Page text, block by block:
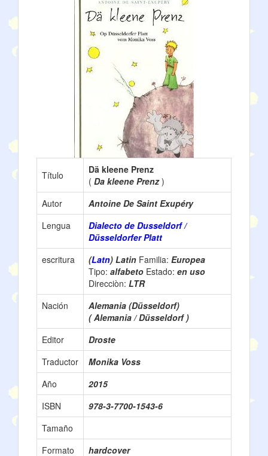
Título
Dä kleene Prenz
( Da kleene Prenz)
Autor
Antoine De Saint Exupéry
Lengua
Dialecto de Dusseldorf /
Düsseldorfer Platt
escritura
(Latn) Latin Familia: Europea
Tipo: alfabeto Estado: en uso
Direcciòn: LTR
Nación
Alemania (Düsseldorf)
( Alemania / Düsseldorf )
Editor
Droste
Traductor
Monika Voss
Año
2015
ISBN
978-3-7700-1543-6
Tamaño
Formato
hardcover